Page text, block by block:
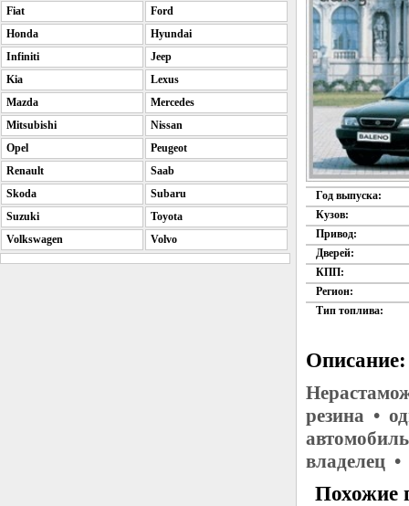
Год выпуска:
Кузов:
Привод:
Дверей:
КПП:
Регион:
Тип топлива:
Описание:
резина •
владелец
Похожие
Fiat
Ford
Honda
Hyundai
Infiniti
Jeep
Kia
Lexus
Mazda
Mercedes
Mitsubishi
Nissan
Opel
Peugeot
Renault
Saab
Skoda
Subaru
Suzuki
Toyota
Volkswagen
Volvo